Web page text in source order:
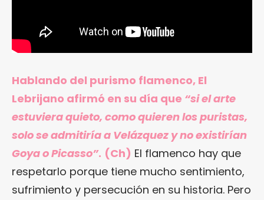
Hablando del purismo flamenco, El
Lebrijano afirmó en su día que “si el arte
estuviera quieto, como quieren los puristas,
solo se admitiría a Velázquez y no existirían
Goya o Picasso”. (Ch) El flamenco hay que
respetarlo porque tiene mucho sentimiento,
sufrimiento y persecución en su historia. Pero